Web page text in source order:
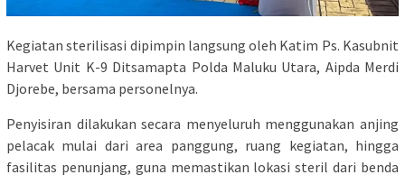
Kegiatan sterilisasi dipimpin langsung oleh Katim Ps. Kasubnit
Harvet Unit K-9 Ditsamapta Polda Maluku Utara, Aipda Merdi
Djorebe, bersama personelnya.
Penyisiran dilakukan secara menyeluruh menggunakan anjing
pelacak mulai dari area panggung, ruang kegiatan, hingga
fasilitas penunjang, guna memastikan lokasi steril dari benda